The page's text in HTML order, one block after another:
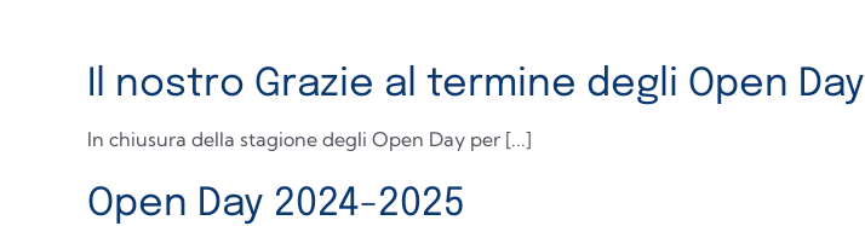
Il nostro Grazie al termine degli Open Day
In chiusura della stagione degli Open Day per [...]
Open Day 2024-2025